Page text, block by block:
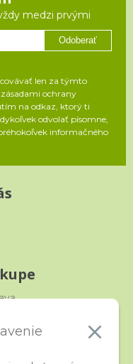
medzi prvými
Odoberať
len za týmto
ochrany
na odkaz, ktorý ti
odvolať písomne,
informačného